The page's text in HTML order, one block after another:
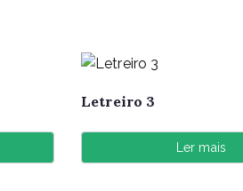
Letreiro 3
Ler mais